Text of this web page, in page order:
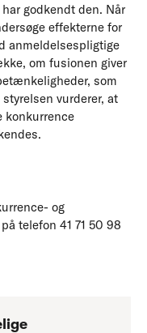
godkendt den. Når
effekterne for
anmeldelsespligtige
om fusionen giver
som
vurderer, at
konkurrence
og
telefon 41 71 50 98